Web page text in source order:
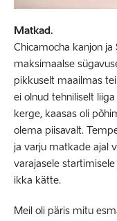
Matkad.
Chicamocha kanjon ja
maksimaalse
pikkuselt maailmas
ei olnud tehniliselt
kerge, kaasas oli
olema piisavalt.
ja varju matkade ajal
varajasele
ikka kätte.
Meil oli päris mitu